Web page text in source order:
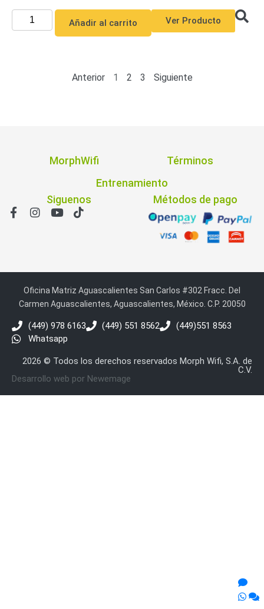
Añadir al carrito Ver Producto
Anterior 1 2 3 Siguiente
MorphWifi
Términos
Entrenamiento
Siguenos
Métodos de pago
Oficina Matriz Aguascalientes San Carlos #302 Fracc. Del
Carmen Aguascalientes, Aguascalientes, México. C.P. 20050
(449) 978 6163 (449) 551 8562
(449)551 8563
Whatsapp
2026 © Todos los derechos reservados Morph Wifi, S.A. de
C.V.
Desarrollo web por Newemage